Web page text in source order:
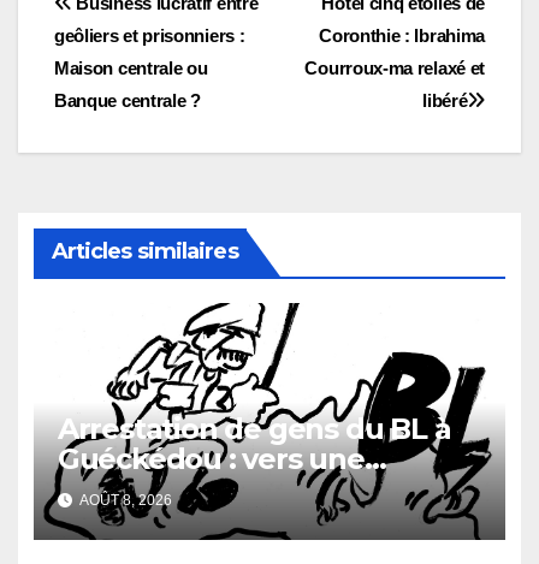
Navigation
de
l’article
Coronthie : Ibrahima
Courroux-ma relaxé et
libéré
geôliers et prisonniers :
Maison centrale ou
Banque centrale ?
Articles similaires
Arrestation de gens du BL à
Guéckédou : vers une
démission des conseillés du
parti à Ouendé-Kénéma ?
AOÛT 8, 2026